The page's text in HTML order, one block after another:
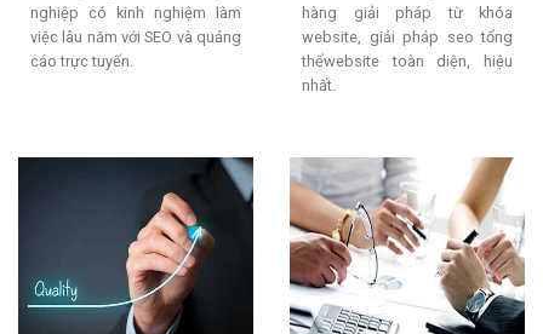
nghiệp có kinh nghiệm làm
việc lâu năm với SEO và quảng
cáo trực tuyến.
hàng giải pháp từ khóa
website, giải pháp seo tổng
thểwebsite toàn diện, hiệu
nhất.